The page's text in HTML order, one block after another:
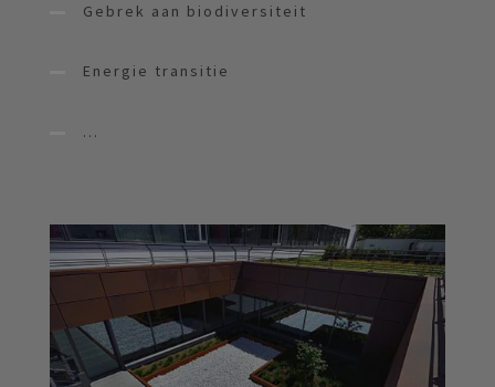
Gebrek aan biodiversiteit
Energie transitie
...